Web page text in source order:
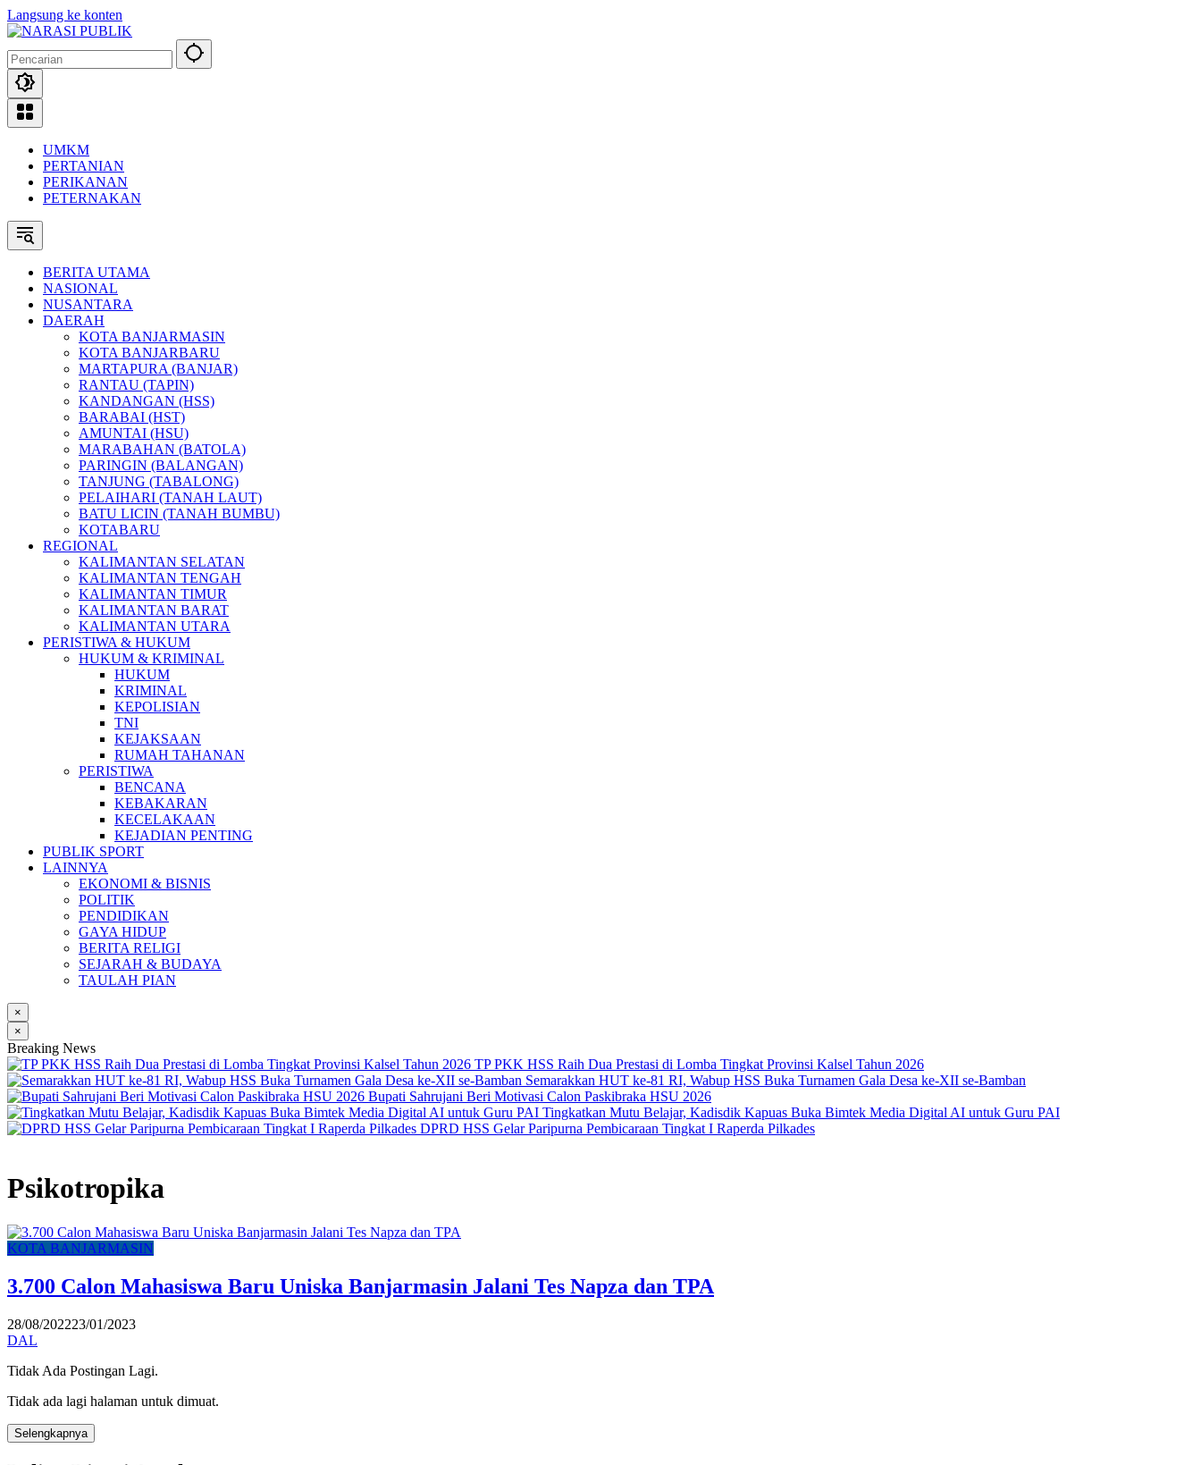
Langsung ke konten
UMKM
PERTANIAN
PERIKANAN
PETERNAKAN
BERITA UTAMA
NASIONAL
NUSANTARA
DAERAH
KOTA BANJARMASIN
KOTA BANJARBARU
MARTAPURA (BANJAR)
RANTAU (TAPIN)
KANDANGAN (HSS)
BARABAI (HST)
AMUNTAI (HSU)
MARABAHAN (BATOLA)
PARINGIN (BALANGAN)
TANJUNG (TABALONG)
PELAIHARI (TANAH LAUT)
BATU LICIN (TANAH BUMBU)
KOTABARU
REGIONAL
KALIMANTAN SELATAN
KALIMANTAN TENGAH
KALIMANTAN TIMUR
KALIMANTAN BARAT
KALIMANTAN UTARA
PERISTIWA & HUKUM
HUKUM & KRIMINAL
HUKUM
KRIMINAL
KEPOLISIAN
TNI
KEJAKSAAN
RUMAH TAHANAN
PERISTIWA
BENCANA
KEBAKARAN
KECELAKAAN
KEJADIAN PENTING
PUBLIK SPORT
LAINNYA
EKONOMI & BISNIS
POLITIK
PENDIDIKAN
GAYA HIDUP
BERITA RELIGI
SEJARAH & BUDAYA
TAULAH PIAN
×
×
Breaking News
TP PKK HSS Raih Dua Prestasi di Lomba Tingkat Provinsi Kalsel Tahun 2026
Semarakkan HUT ke-81 RI, Wabup HSS Buka Turnamen Gala Desa ke-XII se-Bamban
Bupati Sahrujani Beri Motivasi Calon Paskibraka HSU 2026
Tingkatkan Mutu Belajar, Kadisdik Kapuas Buka Bimtek Media Digital AI untuk Guru PAI
DPRD HSS Gelar Paripurna Pembicaraan Tingkat I Raperda Pilkades
Psikotropika
KOTA BANJARMASIN
3.700 Calon Mahasiswa Baru Uniska Banjarmasin Jalani Tes Napza dan TPA
28/08/202223/01/2023
DAL
Tidak Ada Postingan Lagi.
Tidak ada lagi halaman untuk dimuat.
Selengkapnya